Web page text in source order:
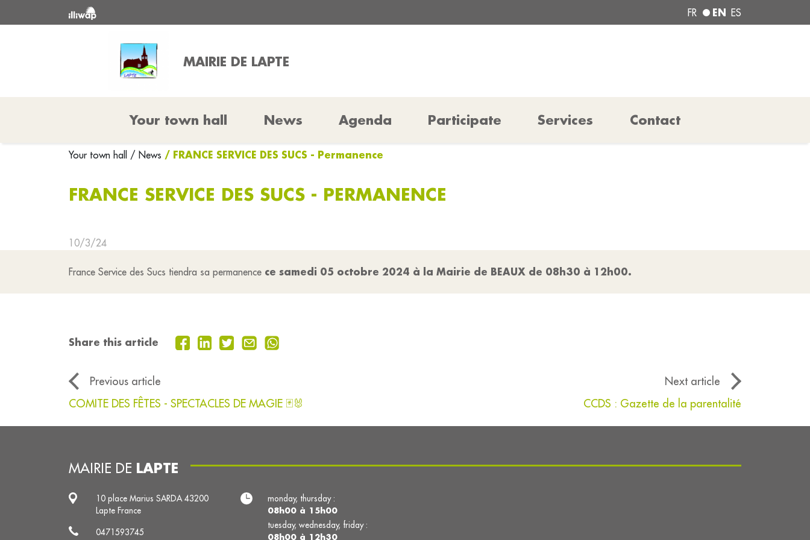
FR EN ES
MAIRIE DE LAPTE
Your town hall News Agenda Participate Services Contact
Your town hall / News / FRANCE SERVICE DES SUCS - Permanence
FRANCE SERVICE DES SUCS - PERMANENCE
10/3/24
France Service des Sucs tiendra sa permanence ce samedi 05 octobre 2024 à la Mairie de BEAUX de 08h30 à 12h00.
Share this article
Previous article
Next article
COMITE DES FÊTES - SPECTACLES DE MAGIE 🃏🐰
CCDS : Gazette de la parentalité
MAIRIE DE LAPTE
10 place Marius SARDA 43200
Lapte France
0471593745
monday, thursday :
08h00 à 15h00
tuesday, wednesday, friday :
08h00 à 12h30